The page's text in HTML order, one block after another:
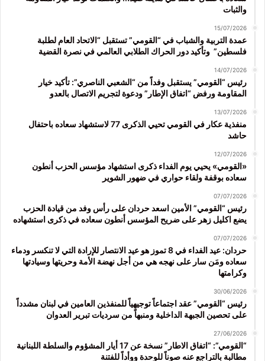
والثبات
15/07/2026
عمدة التربية والشباب في “القومي” تستقبل “الاتحاد العام لطلبة
فلسطين” وتأكيد دور الحراك الطلابي العالمي في نصرة القضية
14/07/2026
رئيس “القومي” يستقبل وفداً من “الشعبي الناصري”: تأكيد خيار
المقاومة ورفض “اتفاق الإطار” ودعوة لتجريم الاتصال بالعدو
13/07/2026
منفذية عكار في القومي تحيي الذكرى 77 لاستشهاد سعاده باحتفال
حاشد
12/07/2026
«القومي» يحيي يوم الفداء ذكرى استشهاد مؤسس الحزب أنطون
سعاده بوقفة ولقاء حواري في ضهور الشوير
07/07/2026
رئيس “القومي” الأمين اسعد حردان على رأس وفد من قيادة الحزب
يضع اكليل زهر على ضريح المؤسس أنطون سعاده في ذكرى استشهاده
07/07/2026
حردان: عيد الفداء في 8 تموز هو عيد الانتصار للإرادة التي لا تنكسر ودماء
سعاده ومَن سار على نهجه هي من أجل نهضة الأمة وحريتها وسيادتها
وكرامتها
30/06/2026
رئيس “القومي” عقد اجتماعاً توجيهياً للمنفذين العامين في لبنان مشدداً
على تحصين الجبهة الداخلية ومنبهاً من سرديات تبرير العدوان
27/06/2026
“القومي”: “اتفاق الاطار” نسخة عن 17 أيار المشؤوم والسلطة اللبنانية
مطالبة بالتراجع عنه صوناً للوحدة ووأداً للفتنة